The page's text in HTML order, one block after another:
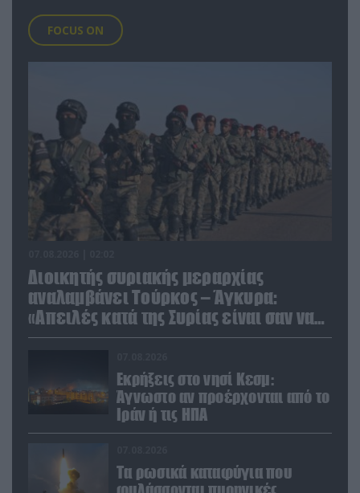
FOCUS ON
Διοικητής συριακής μεραρχίας
αναλαμβάνει Τούρκος – Άγκυρα:
«Απειλές κατά της Συρίας είναι σαν να
απειλούν εμάς»
Εκρήξεις στο νησί Κεσμ:
Άγνωστο αν προέρχονται από το
Ιράν ή τις ΗΠΑ
Τα ρωσικά καταφύγια που